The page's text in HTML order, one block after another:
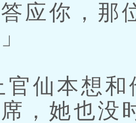
应你，那
仙本想和
，她也没